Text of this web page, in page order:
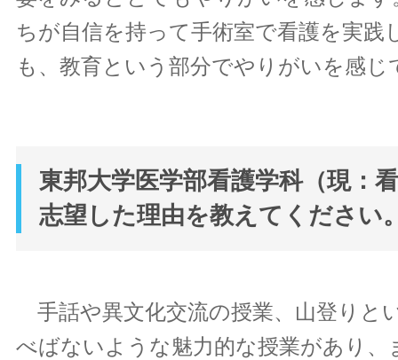
ちが自信を持って手術室で看護を実践
も、教育という部分でやりがいを感じ
東邦大学医学部看護学科（現：
志望した理由を教えてください
手話や異文化交流の授業、山登りと
べばないような魅力的な授業があり、